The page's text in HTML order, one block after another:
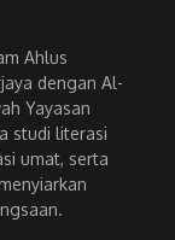
Ahlus
dengan Al-
Yayasan
studi literasi
umat, serta